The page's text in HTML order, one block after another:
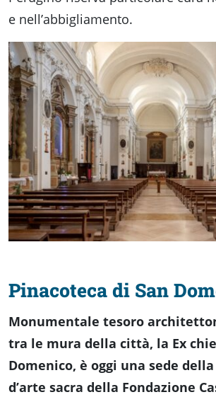
e nell’abbigliamento.
Pinacoteca di San
Monumentale tesoro
tra le mura della città, la Ex
Domenico, è oggi una sede
d’arte sacra della Fondazione